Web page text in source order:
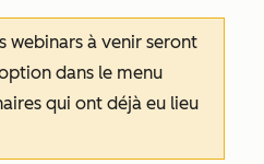
webinars à venir seront
dans le menu
qui ont déjà eu lieu